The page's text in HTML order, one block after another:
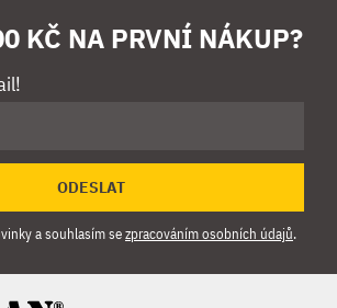
KČ NA PRVNÍ NÁKUP?
ODESLAT
a souhlasím sezpracováním osobních údajů.